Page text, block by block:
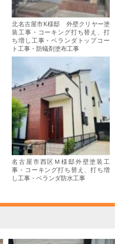
北名古屋市K様邸 外壁クリヤー塗
装工事・コーキング打ち替え、打
ち増し工事・ベランダトップコー
ト工事・防蟻剤塗布工事
名古屋市西区Ｍ様邸外壁塗装工
事・コーキング打ち替え、打ち増
し工事・ベランダ防水工事